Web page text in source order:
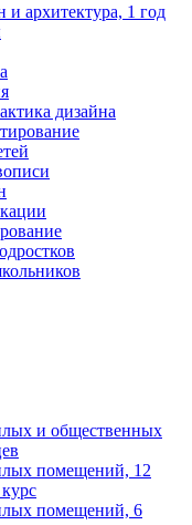
архитектура, 1 год
дизайна
и общественных
помещений, 12
помещений, 6